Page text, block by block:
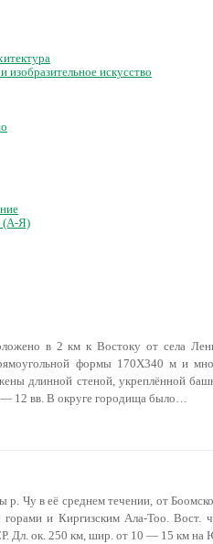
изобразительное искусство
(А-Я)
в 2 км к Востоку от села
формы 170X340 м и
длинной стеной, укреплённой
12 вв. В округе городища было…
р. Чу в её среднем течении, от
горами и Киргизским Ала-Тоо.
Дл. ок. 250 км, шир. от 10 — 15 км